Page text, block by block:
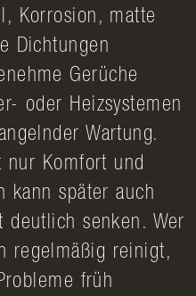
Korrosion, matte
Dichtungen
Gerüche
oder Heizsystemen
Wartung.
nur Komfort und
kann später auch
deutlich senken. Wer
regelmäßig reinigt,
früh